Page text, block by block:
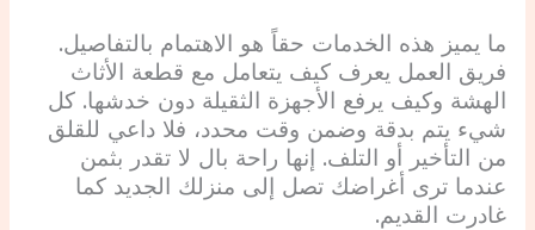
ما يميز هذه الخدمات حقاً هو الاهتمام بالتفاصيل.
فريق العمل يعرف كيف يتعامل مع قطعة الأثاث
الهشة وكيف يرفع الأجهزة الثقيلة دون خدشها. كل
شيء يتم بدقة وضمن وقت محدد، فلا داعي للقلق
من التأخير أو التلف. إنها راحة بال لا تقدر بثمن
عندما ترى أغراضك تصل إلى منزلك الجديد كما
غادرت القديم.